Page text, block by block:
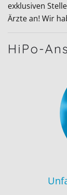
exklusiven
Ärzte an! Wir
HiPo-